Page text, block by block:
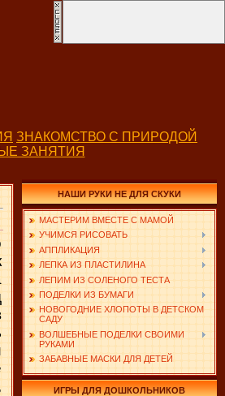
ЗНАКОМСТВО С ПРИРОДОЙ
ЗАНЯТИЯ
НАШИ РУКИ НЕ ДЛЯ СКУКИ
МАСТЕРИМ ВМЕСТЕ С МАМОЙ
УЧИМСЯ РИСОВАТЬ
АППЛИКАЦИЯ
ЛЕПКА ИЗ ПЛАСТИЛИНА
ЛЕПИМ ИЗ СОЛЕНОГО ТЕСТА
ПОДЕЛКИ ИЗ БУМАГИ
НОВОГОДНИЕ ХЛОПОТЫ В ДЕТСКОМ
САДУ
ВОЛШЕБНЫЕ ПОДЕЛКИ СВОИМИ
РУКАМИ
ЗАБАВНЫЕ МАСКИ ДЛЯ ДЕТЕЙ
ИГРЫ ДЛЯ ДОШКОЛЬНИКОВ